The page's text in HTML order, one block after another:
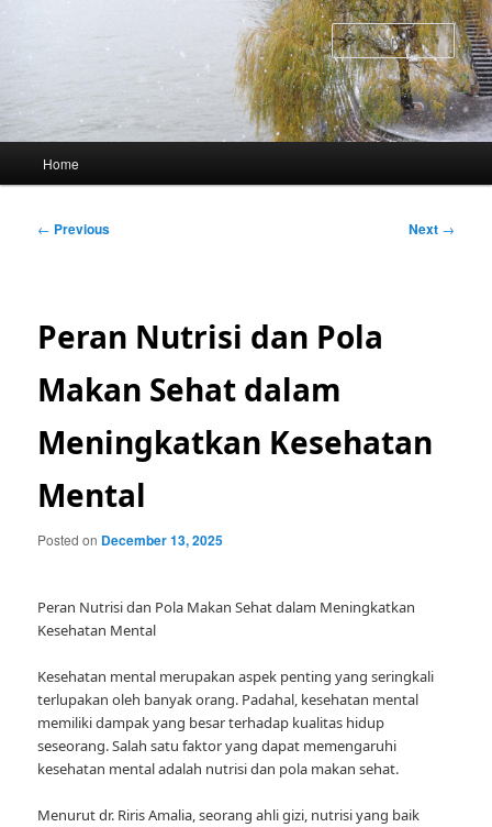
content
Home
Post
← Previous Next →
Peran Nutrisi dan Pola
Makan Sehat dalam
Meningkatkan Kesehatan
Mental
Posted on December 13, 2025
Peran Nutrisi dan Pola Makan Sehat dalam Meningkatkan
Kesehatan Mental
Kesehatan mental merupakan aspek penting yang seringkali
terlupakan oleh banyak orang. Padahal, kesehatan mental
memiliki dampak yang besar terhadap kualitas hidup
seseorang. Salah satu faktor yang dapat memengaruhi
kesehatan mental adalah nutrisi dan pola makan sehat.
Menurut dr. Riris Amalia, seorang ahli gizi, nutrisi yang baik